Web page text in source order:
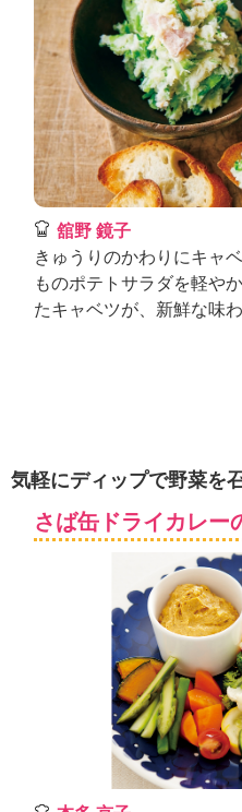
舘野 鏡子
きゅうりのかわりにキャ
ものポテトサラダを軽や
たキャベツが、新鮮な味わ
気軽にディップで野菜を
さば缶ドライカレー